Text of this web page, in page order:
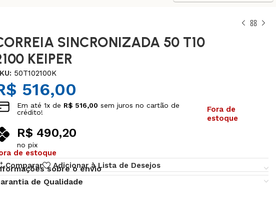
SINCRONIZADA 50 T10
KEIPER
50T102100K
516,00
Em até1x de R$ 516,00 sem juros no cartão de
crédito!
R$ 490,20
no pix
Fora de
estoque
de estoque
Comparar
Adicionar à Lista de Desejos
sobre o envio
de Qualidade